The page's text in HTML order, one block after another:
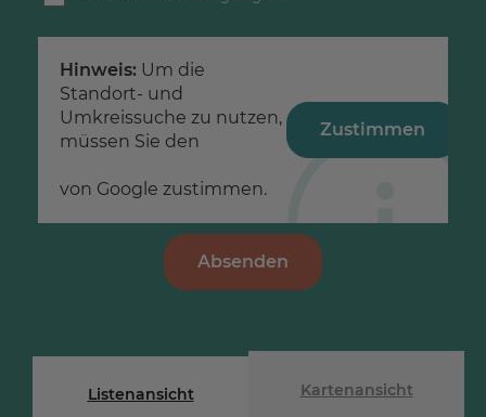
Hinweis: Um die
Standort- und
Umkreissuche zu nutzen,
müssen Sie den
von Google zustimmen.
Zustimmen
Absenden
Listenansicht Kartenansicht